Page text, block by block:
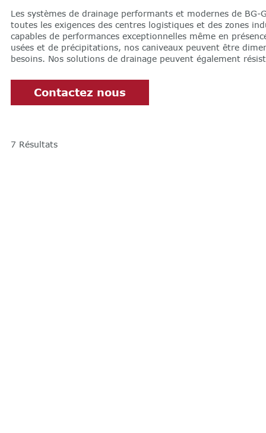
Les systèmes de drainage performants et modernes de BG-
toutes les exigences des centres logistiques et des zones
capables de performances exceptionnelles même en
usées et de précipitations, nos caniveaux peuvent être
besoins. Nos solutions de drainage peuvent également
élevées et répétées exercées par les camions, y compris les
dans les endroits à forte circulation. Découvrez ici notre
Contactez nous
7 Résultats